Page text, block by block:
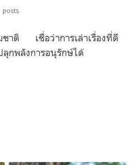
posts
ชาติ เชื่อว่าการเล่าเรื่องที่ดี
กพลังการอนุรักษ์ได้